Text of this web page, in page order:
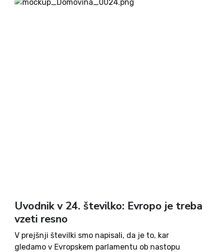
predsedovanje Svetu Evropske unije javno že
Uvodnik v 24. številko: Evropo je treba
vzeti resno
V prejšnji številki smo napisali, da je to, kar
gledamo v Evropskem parlamentu ob nastopu